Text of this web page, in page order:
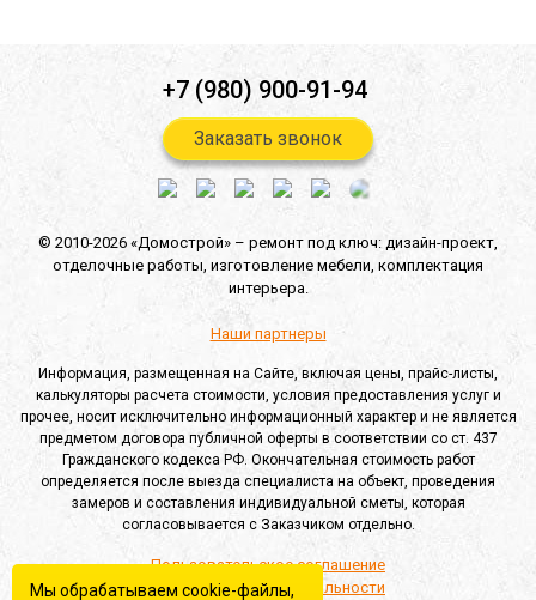
© 2010-2026 «Домострой» – ремонт под ключ: дизайн-проект,
отделочные работы, изготовление мебели, комплектация
интерьера.
Наши партнеры
+7 (980) 900-91-94
Заказать звонок
Информация, размещенная на Сайте, включая цены, прайс-листы,
калькуляторы расчета стоимости, условия предоставления услуг и
прочее, носит исключительно информационный характер и не является
предметом договора публичной оферты в соответствии со ст. 437
Гражданского кодекса РФ. Окончательная стоимость работ
определяется после выезда специалиста на объект, проведения
замеров и составления индивидуальной сметы, которая
согласовывается с Заказчиком отдельно.
Пользовательское соглашение
Политика конфиденциальности
Мы обрабатываем cookie-файлы,